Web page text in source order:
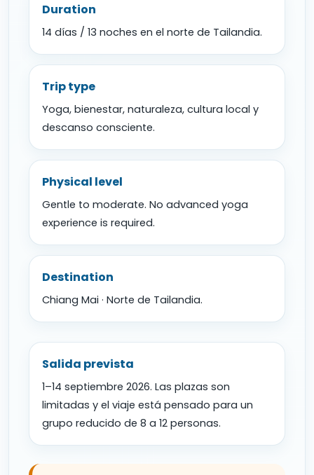
Duration
14 días / 13 noches en el norte de Tailandia.
Trip type
Yoga, bienestar, naturaleza, cultura local y
descanso consciente.
Physical level
Gentle to moderate. No advanced yoga
experience is required.
Destination
Chiang Mai · Norte de Tailandia.
Salida prevista
1–14 septiembre 2026. Las plazas son
limitadas y el viaje está pensado para un
grupo reducido de 8 a 12 personas.